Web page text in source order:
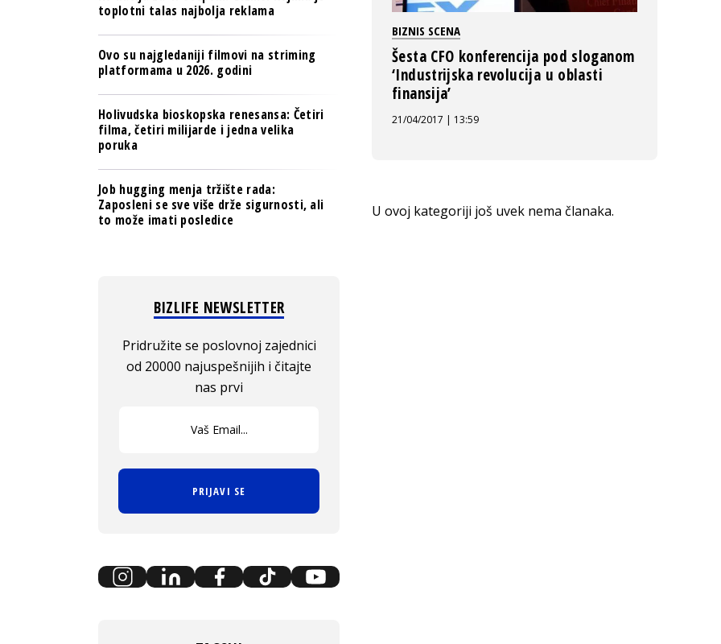
BIZNIS SCENA
Šesta CFO konferencija pod sloganom
‘Industrijska revolucija u oblasti
finansija’
21/04/2017 | 13:59
U ovoj kategoriji još uvek nema članaka.
toplotni talas najbolja reklama
Ovo su najgledaniji filmovi na striming
platformama u 2026. godini
Holivudska bioskopska renesansa: Četiri
filma, četiri milijarde i jedna velika
poruka
Job hugging menja tržište rada:
Zaposleni se sve više drže sigurnosti, ali
to može imati posledice
BIZLIFE NEWSLETTER
Pridružite se poslovnoj zajednici
od 20000 najuspešnijih i čitajte
nas prvi
PRIJAVI SE